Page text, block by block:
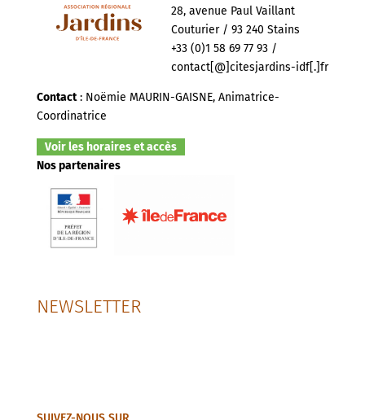
28, avenue Paul Vaillant
Couturier / 93 240 Stains
+33 (0)1 58 69 77 93 /
contact[@]citesjardins-idf[.]fr
Contact: Noëmie MAURIN-GAISNE, Animatrice-
Coordinatrice
Voir les horaires et accès
Nos partenaires
NEWSLETTER